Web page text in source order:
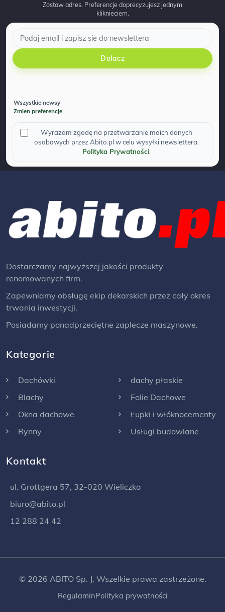
Zostaw adres. Preferencje doprecyzujesz jednym
kliknieciem.
Dolacz
Wszystkie newsy
Zmien preferencje
Wyrażam zgodę na przetwarzanie moich danych
osobowych przez Abito.pl w celu wysyłki newslettera.
Polityka Prywatności.
Dostarczamy najwyższej jakości produkty
renomowanych firm.
Zapewniamy obsługę ekip dekarskich przez cały okres
trwania inwestycji.
Posiadamy ponadprzeciętne zaplecze maszynowe.
Kategorie
Dachówki
Blachy
Okna dachowe
Rynny
dachy płaskie
Folie Dachowe
Łupki i włóknocementy
Usługi budowlane
Kontakt
ul. Grottgera 57, 32-020 Wieliczka
biuro@abito.pl
12 288 24 42
© 2026 ABITO Sp. J. Wszelkie prawa zastrzeżone.
RegulaminPolityka prywatności